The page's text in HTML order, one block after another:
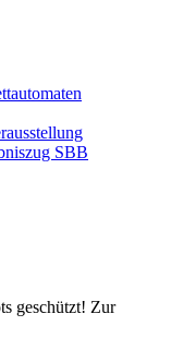
SBB
geschützt! Zur